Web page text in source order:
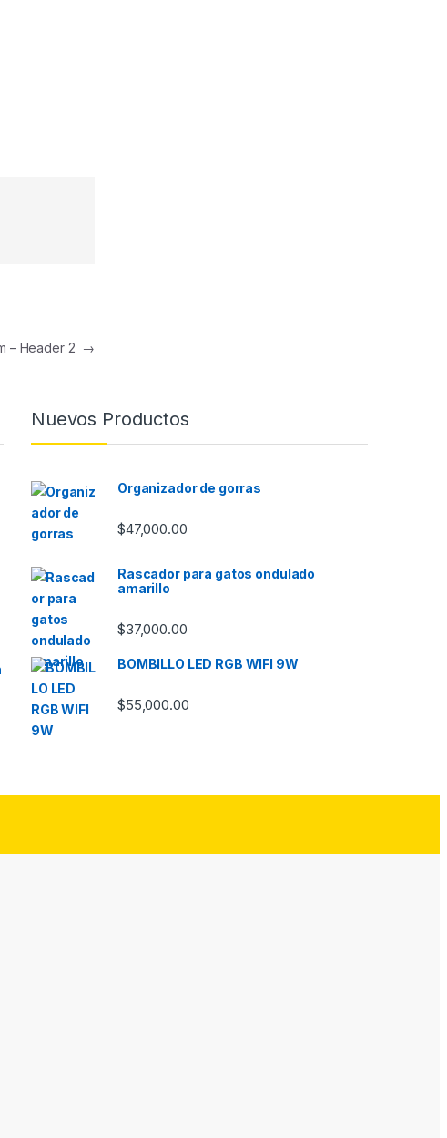
– Header 2 →
Nuevos Productos
Organizador de gorras
$47,000.00
Rascador para gatos ondulado
amarillo
$37,000.00
BOMBILLO LED RGB WIFI 9W
$55,000.00